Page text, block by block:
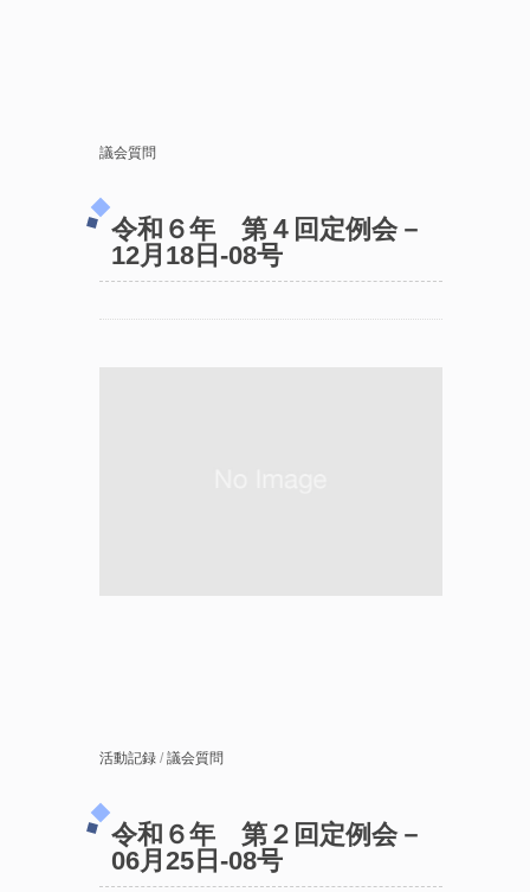
議会質問
令和６年 第４回定例会－
12月18日-08号
活動記録/ 議会質問
令和６年 第２回定例会－
06月25日-08号